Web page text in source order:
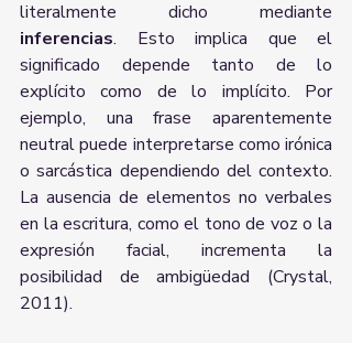
inferencias. Esto implica que el
significado depende tanto de lo
explícito como de lo implícito. Por
ejemplo, una frase aparentemente
neutral puede interpretarse como irónica
o sarcástica dependiendo del contexto.
La ausencia de elementos no verbales
en la escritura, como el tono de voz o la
expresión facial, incrementa la
posibilidad de ambigüedad (Crystal,
2011).